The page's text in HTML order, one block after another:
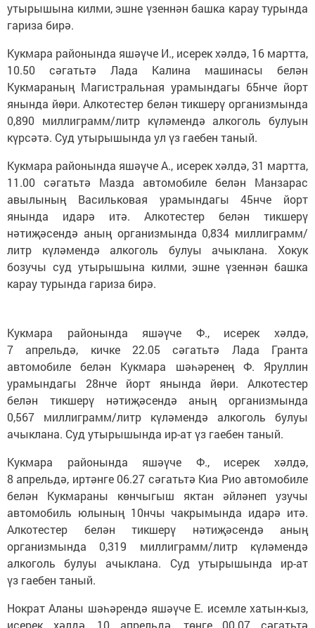
утырышына килми, эшне үзеннән башка карау турында
гариза бирә.
Кукмара районында яшәүче И., исерек хәлдә, 16 мартта,
10.50 сәгатьтә Лада Калина машинасы белән
Кукмараның Магистральная урамындагы 65нче йорт
янында йөри. Алкотестер белән тикшерү организмында
0,890 миллиграмм/литр күләмендә алкоголь булуын
күрсәтә. Суд утырышында ул үз гаебен таный.
Кукмара районында яшәүче А., исерек хәлдә, 31 мартта,
11.00 сәгатьтә Мазда автомобиле белән Манзарас
авылының Васильковая урамындагы 45нче йорт
янында идарә итә. Алкотестер белән тикшерү
нәтиҗәсендә аның организмында 0,834 миллиграмм/
литр күләмендә алкоголь булуы ачыклана. Хокук
бозучы суд утырышына килми, эшне үзеннән башка
карау турында гариза бирә.
Кукмара районында яшәүче Ф., исерек хәлдә,
7 апрельдә, кичке 22.05 сәгатьтә Лада Гранта
автомобиле белән Кукмара шәһәренең Ф. Яруллин
урамындагы 28нче йорт янында йөри. Алкотестер
белән тикшерү нәтиҗәсендә аның организмында
0,567 миллиграмм/литр күләмендә алкоголь булуы
ачыклана. Суд утырышында ир-ат үз гаебен таный.
Кукмара районында яшәүче Ф., исерек хәлдә,
8 апрельдә, иртәнге 06.27 сәгатьтә Киа Рио автомобиле
белән Кукмараны көнчыгыш яктан әйләнеп узучы
автомобиль юлының 10нчы чакрымында идарә итә.
Алкотестер белән тикшерү нәтиҗәсендә аның
организмында 0,319 миллиграмм/литр күләмендә
алкоголь булуы ачыклана. Суд утырышында ир-ат
үз гаебен таный.
Нократ Аланы шәһәрендә яшәүче Е. исемле хатын-кыз,